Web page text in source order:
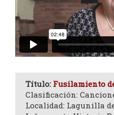
Título: Fusilamiento
Clasificación:
Localidad: Lagunilla